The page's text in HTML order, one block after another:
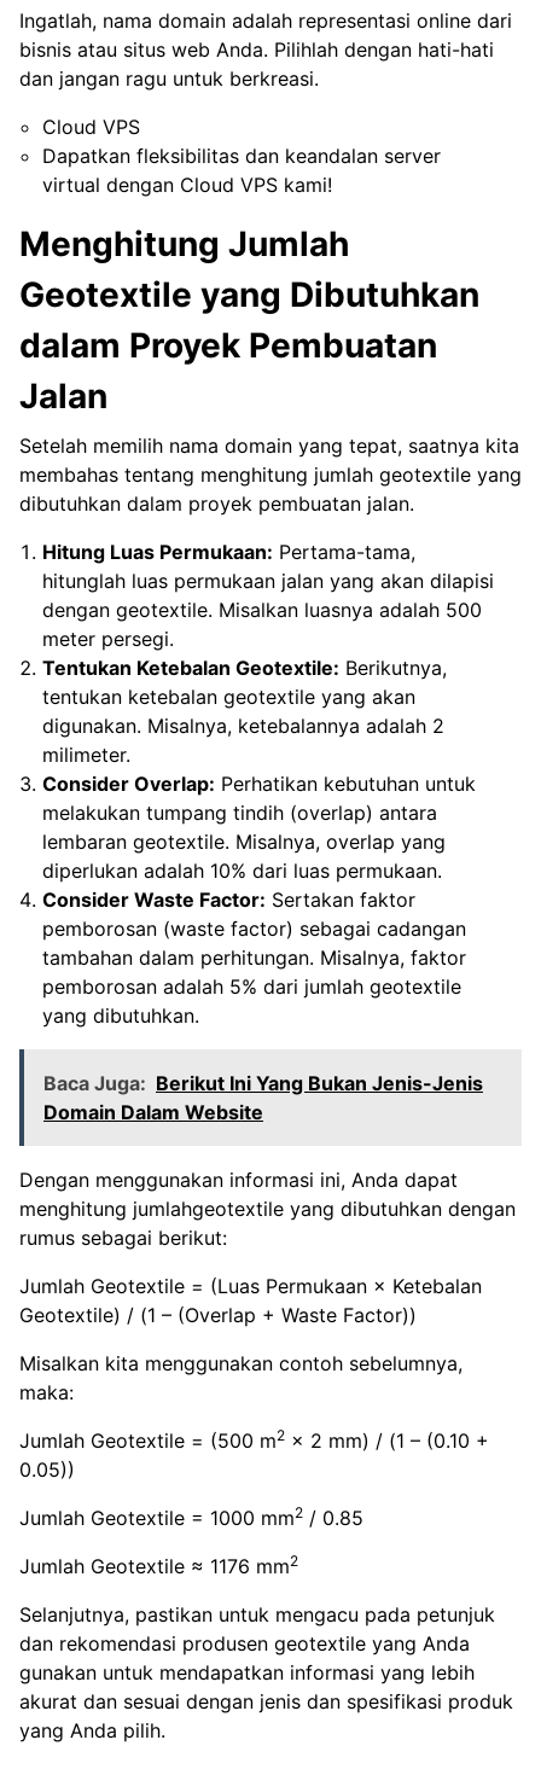
Ingatlah, nama domain adalah representasi online dari
bisnis atau situs web Anda. Pilihlah dengan hati-hati
dan jangan ragu untuk berkreasi.
Cloud VPS
Dapatkan fleksibilitas dan keandalan server
virtual dengan Cloud VPS kami!
Menghitung Jumlah
Geotextile yang Dibutuhkan
dalam Proyek Pembuatan
Jalan
Setelah memilih nama domain yang tepat, saatnya kita
membahas tentang menghitung jumlah geotextile yang
dibutuhkan dalam proyek pembuatan jalan.
Hitung Luas Permukaan: Pertama-tama,
hitunglah luas permukaan jalan yang akan dilapisi
dengan geotextile. Misalkan luasnya adalah 500
meter persegi.
Tentukan Ketebalan Geotextile: Berikutnya,
tentukan ketebalan geotextile yang akan
digunakan. Misalnya, ketebalannya adalah 2
milimeter.
Consider Overlap: Perhatikan kebutuhan untuk
melakukan tumpang tindih (overlap) antara
lembaran geotextile. Misalnya, overlap yang
diperlukan adalah 10% dari luas permukaan.
Consider Waste Factor: Sertakan faktor
pemborosan (waste factor) sebagai cadangan
tambahan dalam perhitungan. Misalnya, faktor
pemborosan adalah 5% dari jumlah geotextile
yang dibutuhkan.
Baca Juga: Berikut Ini Yang Bukan Jenis-Jenis
Domain Dalam Website
Dengan menggunakan informasi ini, Anda dapat
menghitung jumlahgeotextile yang dibutuhkan dengan
rumus sebagai berikut:
Jumlah Geotextile = (Luas Permukaan × Ketebalan
Geotextile) / (1 – (Overlap + Waste Factor))
Misalkan kita menggunakan contoh sebelumnya,
maka:
Jumlah Geotextile = (500 m2 × 2 mm) / (1 – (0.10 +
0.05))
Jumlah Geotextile = 1000 mm2 / 0.85
Jumlah Geotextile ≈ 1176 mm2
Selanjutnya, pastikan untuk mengacu pada petunjuk
dan rekomendasi produsen geotextile yang Anda
gunakan untuk mendapatkan informasi yang lebih
akurat dan sesuai dengan jenis dan spesifikasi produk
yang Anda pilih.